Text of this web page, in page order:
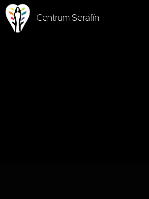
Centrum Serafín